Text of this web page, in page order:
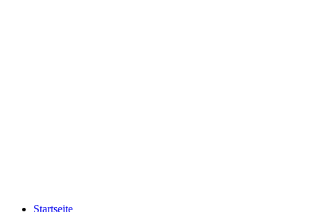
Startseite